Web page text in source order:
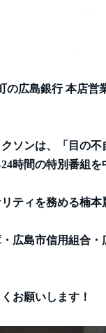
の広島銀行 本店
ソンは、「目の
時間の特別番組を
ティを務める楠
広島市信用組合
お願いします！